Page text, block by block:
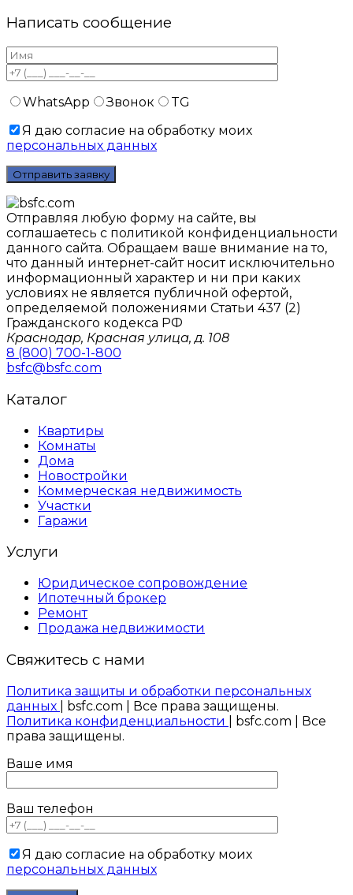
Написать сообщение
WhatsApp Звонок
TG
Я даю согласие на обработку моих
персональных данных
Отправляя любую форму на сайте, вы
соглашаетесь с политикой конфиденциальности
данного сайтa. Обращаем ваше внимание на то,
что данный интернет-сайт носит исключительно
информационный характер и ни при каких
условиях не является публичной офертой,
определяемой положениями Статьи 437 (2)
Гражданского кодекса РФ
Краснодар, Красная улица, д. 108
8 (800) 700-1-800
bsfc@bsfc.com
Каталог
Квартиры
Комнаты
Дома
Новостройки
Коммерческая недвижимость
Участки
Гаражи
Услуги
Юридическое сопровождение
Ипотечный брокер
Ремонт
Продажа недвижимости
Свяжитесь с нами
Политика защиты и обработки персональных
данных
| bsfc.com | Все права защищены.
Политика конфиденциальности
| bsfc.com | Все
права защищены.
Ваше имя
Ваш телефон
Я даю согласие на обработку моих
персональных данных